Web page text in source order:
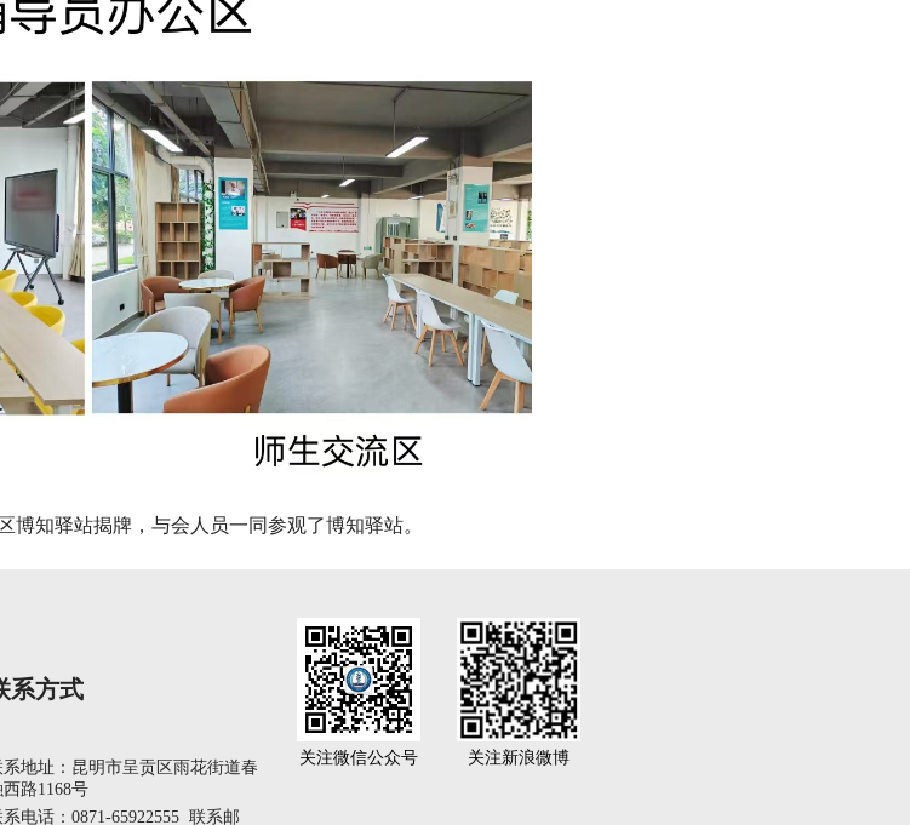
知驿站揭牌，与会人员一同参观了博知驿站。
系方式
系地址：昆明市呈贡区雨花街道春
西路1168号
系电话：0871-65922555 联系邮
关注微信公众号 关注新浪微博